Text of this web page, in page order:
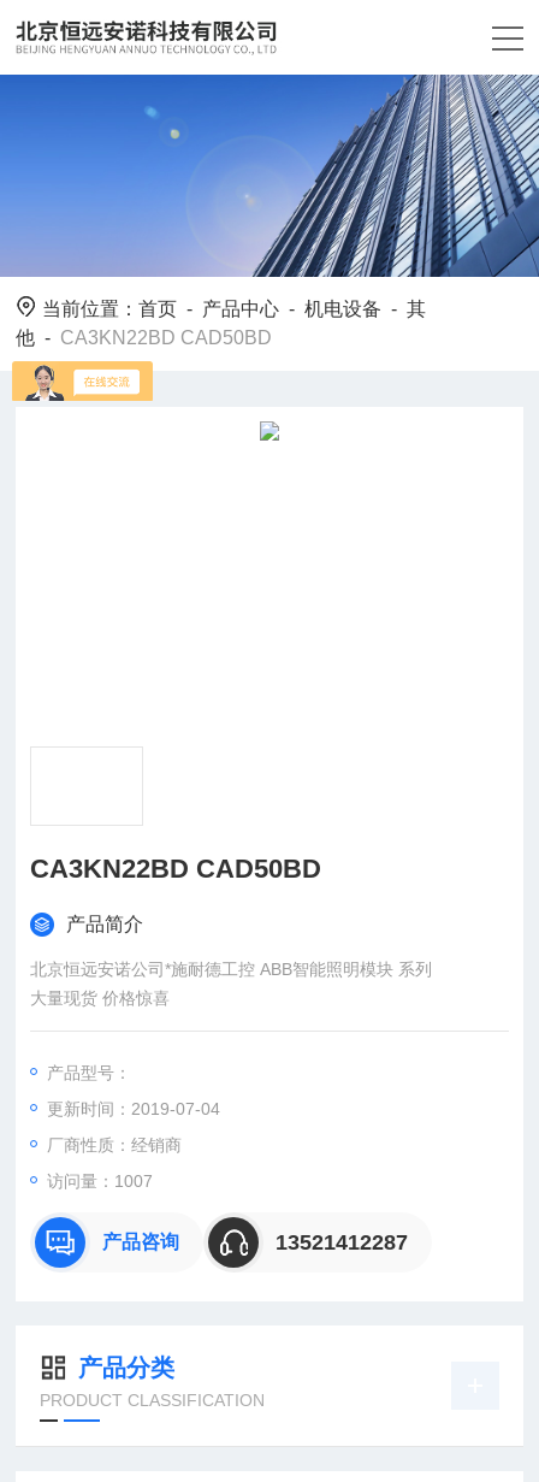
当前位置：首页 - 产品中心 -机电设备 -其
他 - CA3KN22BD CAD50BD
CA3KN22BD CAD50BD
产品简介
北京恒远安诺公司*施耐德工控 ABB智能照明模块 系列
大量现货 价格惊喜
产品型号：
更新时间：2019-07-04
厂商性质：经销商
访问量：1007
产品咨询 13521412287
产品分类
PRODUCT CLASSIFICATION